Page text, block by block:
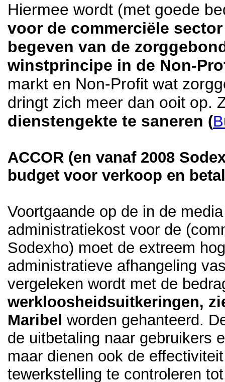
Hiermee wordt (met goede
voor de commerciële
begeven van de
winstprincipe in de Non-
markt en Non-Profit wat
dringt zich meer dan ooit op.
dienstengekte te saneren (
ACCOR (en vanaf 2008
budget voor verkoop en
Voortgaande op de in de
administratiekost voor de
Sodexho) moet de extreem
administratieve afhangeling
vergeleken wordt met de
werkloosheidsuitkeringen,
Maribel worden gehanteerd.
de uitbetaling naar gebruikers
maar dienen ook de
tewerkstelling te controleren